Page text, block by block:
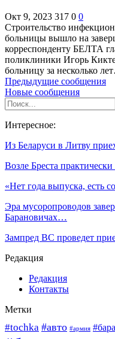
Окт 9, 2023 317 0 0
Строительство
больницы вышло на
корреспонденту БЕЛТА
поликлиники Игорь
больницу за несколько
Предыдущие сообщения
Новые сообщения
Интересное:
Из Беларуси в Литву
Возле Бреста
«Нет года выпуска, есть
Эра мусоропроводов
Барановичах…
Зампред ВС проведет
Редакция
Редакция
Контакты
Метки
#tochka #авто #армия